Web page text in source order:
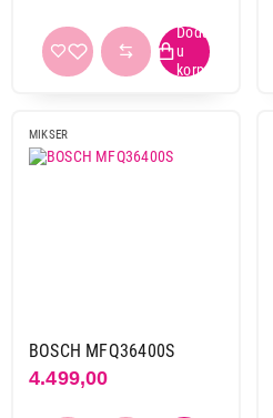
MIKSER
BOSCH MFQ36400S
4.499,00